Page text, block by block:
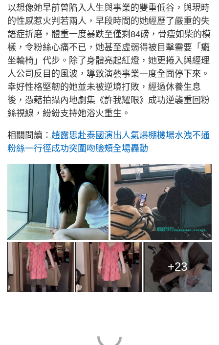
以想像她早前曾陷入人生與事業的雙重低谷，與現時
的性感惹火判若兩人，早段時間的她經歷了嚴重的失
語症折磨，體重一度暴跌至僅剩84磅，骨瘦如柴的模
樣，令粉絲心痛不已，她甚至虛弱得被目擊需要「癱
坐輪椅」代步。除了身體亮起紅燈，她更捲入與經理
人公司反目的風波，導致演藝事業一度全面停下來。
幸好性格堅韌的她並未被逆境打敗，經過休養生息
後，憑藉拍攝內地劇集《許我耀眼》成功逆襲重回粉
絲視線，紛紛支持她浴火重生。
相關問讀： 趙露思赴泰國演出人氣爆棚機場水洩不通
粉絲一行徑成功突圍吻臉頰全場轟動
+23